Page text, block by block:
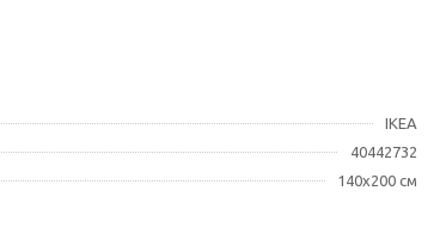
IKEA
40442732
140x200 см